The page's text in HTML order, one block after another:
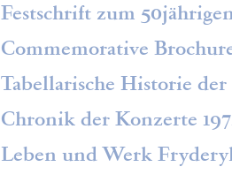
Festschrift zum
Commemorative
Tabellarische Historie
Chronik der Konzerte
Leben und Werk